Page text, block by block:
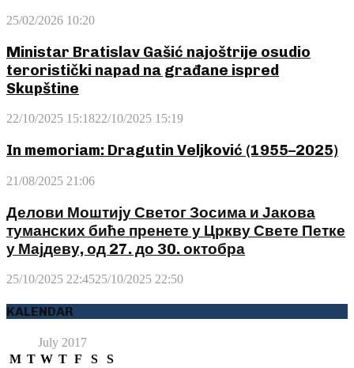
25/02/2026 10:20
Ministar Bratislav Gašić najoštrije osudio
teroristički napad na građane ispred
Skupštine
22/10/2025 15:1822/10/2025 15:19
In memoriam: Dragutin Veljković (1955–2025)
21/08/2025 21:06
Делови Моштију Светог Зосима и Јакова
туманских биће пренете у Цркву Свете Петке
у Мајдеву, од 27. до 30. октобра
25/10/2025 22:4525/10/2025 22:50
KALENDAR
July 2017
M T W T F S
S